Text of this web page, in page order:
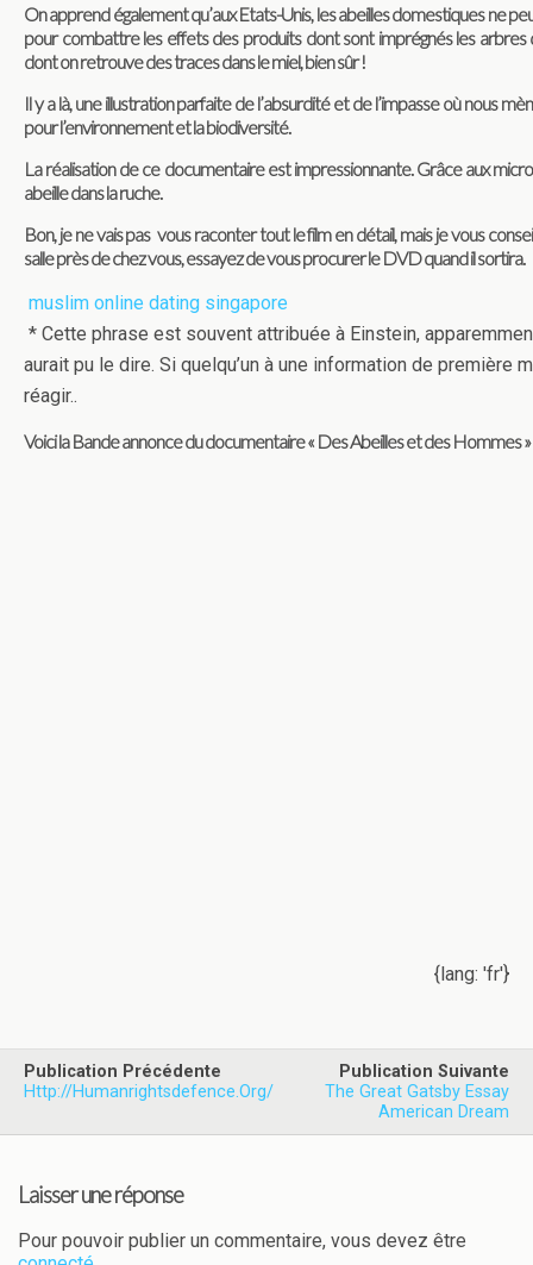
On apprend également qu’aux Etats-Unis, les abeilles domestiques ne
pour combattre les effets des produits dont sont imprégnés les arbres
dont on retrouve des traces dans le miel, bien sûr !
Il y a là, une illustration parfaite de l’absurdité et de l’impasse où nous
pour l’environnement et la biodiversité.
La réalisation de ce documentaire est impressionnante. Grâce aux
abeille dans la ruche.
Bon, je ne vais pas vous raconter tout le film en détail, mais je vous
salle près de chez vous, essayez de vous procurer le DVD quand il sortira.
muslim online dating singapore
* Cette phrase est souvent attribuée à Einstein,
aurait pu le dire. Si quelqu’un à une information de première
réagir..
Voici la Bande annonce du documentaire « Des Abeilles et des Hommes »
{lang: 'fr'}
Publication Précédente
Http://humanrightsdefence.org/
Publication Suivante
The Great Gatsby Essay
American Dream
Laisser une réponse
Pour pouvoir publier un commentaire, vous devez être